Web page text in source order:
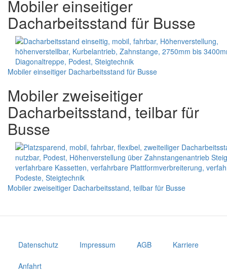
Mobiler einseitiger
Dacharbeitsstand für Busse
Mobiler einseitiger Dacharbeitsstand für Busse
Mobiler zweiseitiger
Dacharbeitsstand, teilbar für
Busse
Mobiler zweiseitiger Dacharbeitsstand, teilbar für Busse
Datenschutz Impressum AGB Karriere
Anfahrt